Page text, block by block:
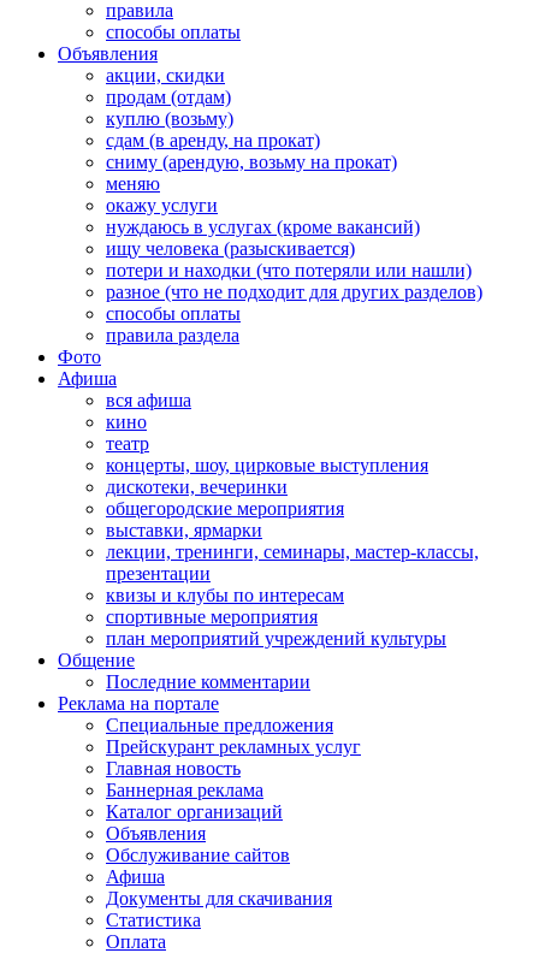
правила
способы оплаты
Объявления
акции, скидки
продам (отдам)
куплю (возьму)
сдам (в аренду, на прокат)
сниму (арендую, возьму на прокат)
меняю
окажу услуги
нуждаюсь в услугах (кроме вакансий)
ищу человека (разыскивается)
потери и находки (что потеряли или нашли)
разное (что не подходит для других разделов)
способы оплаты
правила раздела
Фото
Афиша
вся афиша
кино
театр
концерты, шоу, цирковые выступления
дискотеки, вечеринки
общегородские мероприятия
выставки, ярмарки
лекции, тренинги, семинары, мастер-классы,
презентации
квизы и клубы по интересам
спортивные мероприятия
план мероприятий учреждений культуры
Общение
Последние комментарии
Реклама на портале
Специальные предложения
Прейскурант рекламных услуг
Главная новость
Баннерная реклама
Каталог организаций
Объявления
Обслуживание сайтов
Афиша
Документы для скачивания
Статистика
Оплата